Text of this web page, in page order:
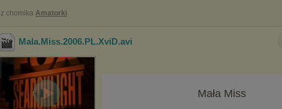
z chomika Amatorki
Mala.Miss.2006.PL.XviD.avi
Mała Miss